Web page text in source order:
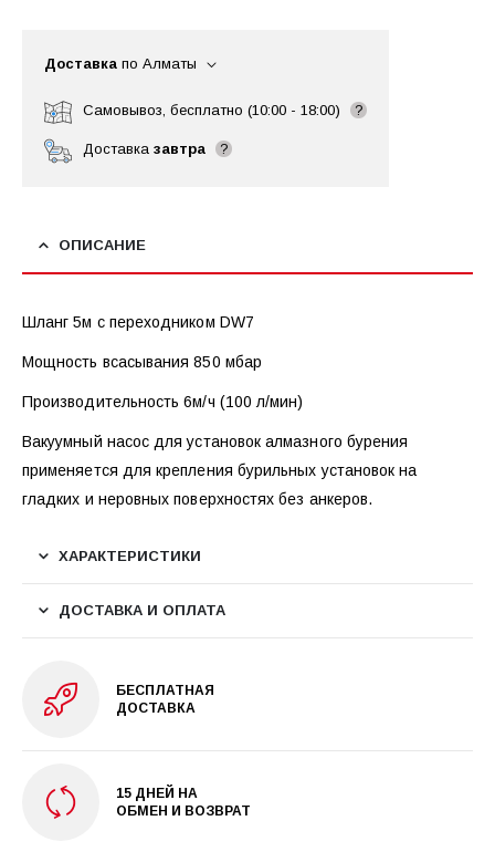
Доставка по Алматы
Самовывоз, бесплатно (10:00 - 18:00) ?
Доставка завтра ?
ОПИСАНИЕ
Шланг 5м с переходником DW7
Мощность всасывания 850 мбар
Производительность 6м/ч (100 л/мин)
Вакуумный насос для установок алмазного бурения
применяется для крепления бурильных установок на
гладких и неровных поверхностях без анкеров.
ХАРАКТЕРИСТИКИ
ДОСТАВКА И ОПЛАТА
БЕСПЛАТНАЯ
ДОСТАВКА
15 ДНЕЙ НА
ОБМЕН И ВОЗВРАТ